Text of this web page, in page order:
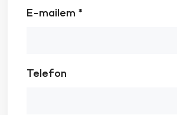
E-mailem *
Telefon